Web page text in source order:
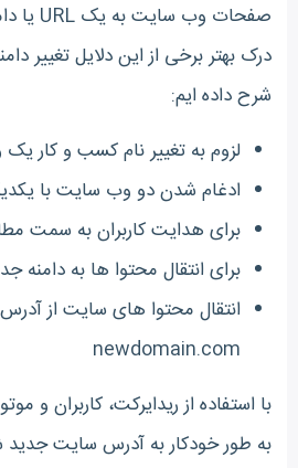
صفحات وب سایت به یک URL
یا
درک بهتر برخی از این دلایل تغییر
شرح داده ایم:
لزوم به تغییر نام کسب و کار
ادغام شدن دو وب سایت با
برای هدایت کاربران به سمت
برای انتقال محتوا ها به دامنه
newdomain.com
با استفاده از ریدایرکت، کاربران و
به طور خودکار به آدرس سایت جدید